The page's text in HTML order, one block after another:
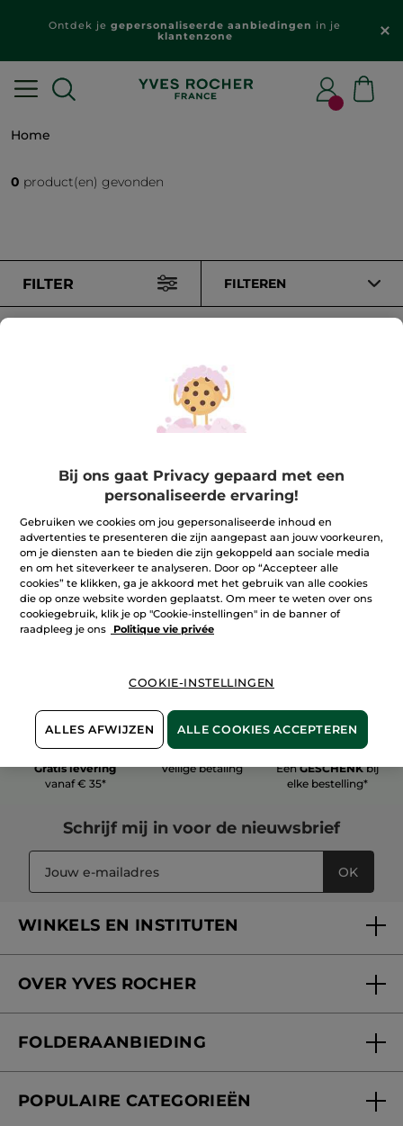
Ontdek je gepersonaliseerde aanbiedingen in je
klantenzone
Home
0 product(en) gevonden
FILTER FILTEREN
100%
60 hectare
biologische velden
Meer zien
Gratis levering
vanaf € 35*
Veilige betaling EenGESCHENKbij
elke bestelling*
Schrijf mij in voor de nieuwsbrief
OK
WINKELS EN INSTITUTEN
Verzorging in onze Schoonheidsinstituten
OVER YVES ROCHER
Onze beloften
Blog Act Beautiful
FOLDERAANBIEDING
POPULAIRE CATEGORIEËN
Bij ons gaat Privacy gepaard met een
personaliseerde ervaring!
Gebruiken we cookies om jou gepersonaliseerde inhoud en
advertenties te presenteren die zijn aangepast aan jouw voorkeuren,
om je diensten aan te bieden die zijn gekoppeld aan sociale media
en om het siteverkeer te analyseren. Door op “Accepteer alle
cookies” te klikken, ga je akkoord met het gebruik van alle cookies
die op onze website worden geplaatst. Om meer te weten over ons
cookiegebruik, klik je op "Cookie-instellingen" in de banner of
raadpleeg je ons
Politique vie privée
COOKIE-INSTELLINGEN
ALLES AFWIJZEN ALLE COOKIES ACCEPTEREN